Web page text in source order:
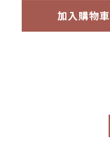
加入購物車